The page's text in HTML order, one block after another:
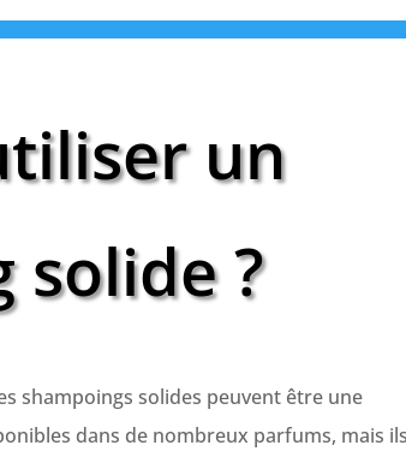
un
solide ?
shampoings solides peuvent être une
dans de nombreux parfums, mais ils